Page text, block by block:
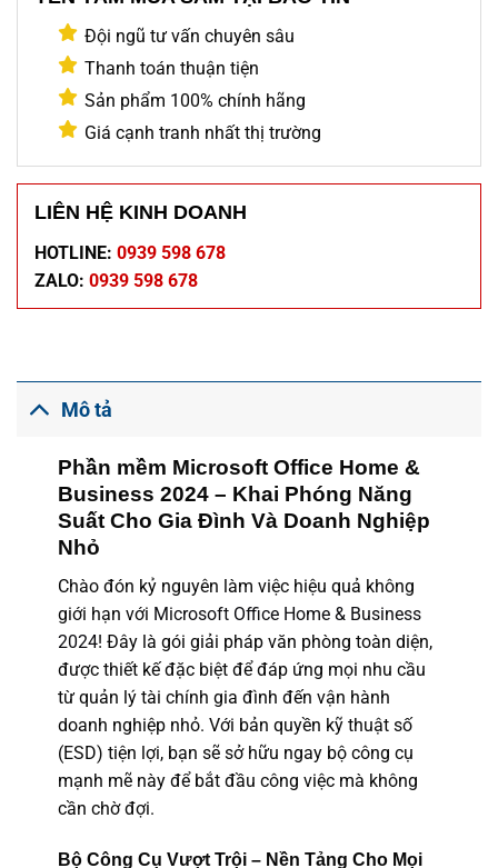
Đội ngũ tư vấn chuyên sâu
Thanh toán thuận tiện
Sản phẩm 100% chính hãng
Giá cạnh tranh nhất thị trường
LIÊN HỆ KINH DOANH
HOTLINE: 0939 598 678
ZALO: 0939 598 678
Mô tả
Phần mềm Microsoft Office Home &
Business 2024 – Khai Phóng Năng
Suất Cho Gia Đình Và Doanh Nghiệp
Nhỏ
Chào đón kỷ nguyên làm việc hiệu quả không
giới hạn với Microsoft Office Home & Business
2024! Đây là gói giải pháp văn phòng toàn diện,
được thiết kế đặc biệt để đáp ứng mọi nhu cầu
từ quản lý tài chính gia đình đến vận hành
doanh nghiệp nhỏ. Với bản quyền kỹ thuật số
(ESD) tiện lợi, bạn sẽ sở hữu ngay bộ công cụ
mạnh mẽ này để bắt đầu công việc mà không
cần chờ đợi.
Bộ Công Cụ Vượt Trội – Nền Tảng Cho Mọi